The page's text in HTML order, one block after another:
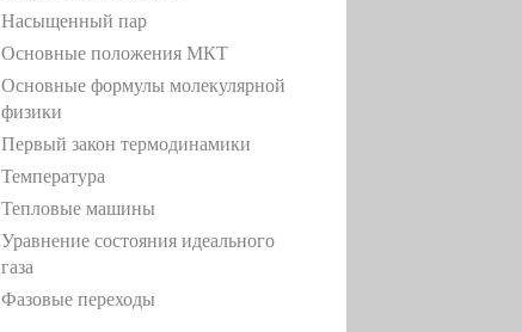
Насыщенный пар
Основные положения МКТ
Основные формулы молекулярной
физики
Первый закон термодинамики
Температура
Тепловые машины
Уравнение состояния идеального
газа
Фазовые переходы